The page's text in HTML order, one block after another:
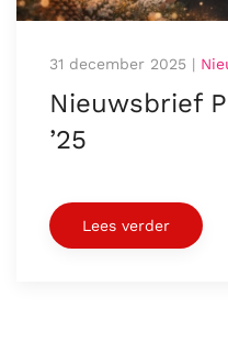
31 december 2025 |
Nieuwsbrief
’25
Lees verder